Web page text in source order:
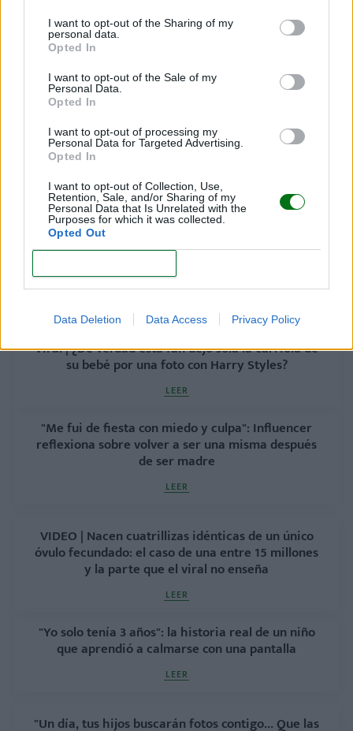
I want to opt-out of the Sharing of my
personal data.
Opted In
I want to opt-out of the Sale of my
Personal Data.
Opted In
I want to opt-out of processing my
Personal Data for Targeted Advertising.
Opted In
I want to opt-out of Collection, Use,
Retention, Sale, and/or Sharing of my
Personal Data that Is Unrelated with the
Purposes for which it was collected.
Opted Out
Data Deletion Data Access Privacy Policy
nacimiento: ¿le beneficia o lo confunde?
"No entendía que era mi hijo": despertó del coma
sin recordar que había dado a luz. ¿Qué pasó?
LEER
Viral | ¿De verdad esta fan dejó sola la carriola de
su bebé por una foto con Harry Styles?
LEER
"Me fui de fiesta con miedo y culpa": Influencer
reflexiona sobre volver a ser una misma después
de ser madre
LEER
VIDEO | Nacen cuatrillizas idénticas de un único
óvulo fecundado: el caso de una entre 15 millones
y la parte que el viral no enseña
LEER
"Yo solo tenía 3 años": la historia real de un niño
que aprendió a calmarse con una pantalla
LEER
"Un día, tus hijos buscarán fotos contigo... Que las